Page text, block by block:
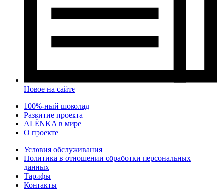
Новое на сайте
100%-ный шоколад
Развитие проекта
ALЁNKA в мире
О проекте
Условия обслуживания
Политика в отношении обработки персональных
данных
Тарифы
Контакты